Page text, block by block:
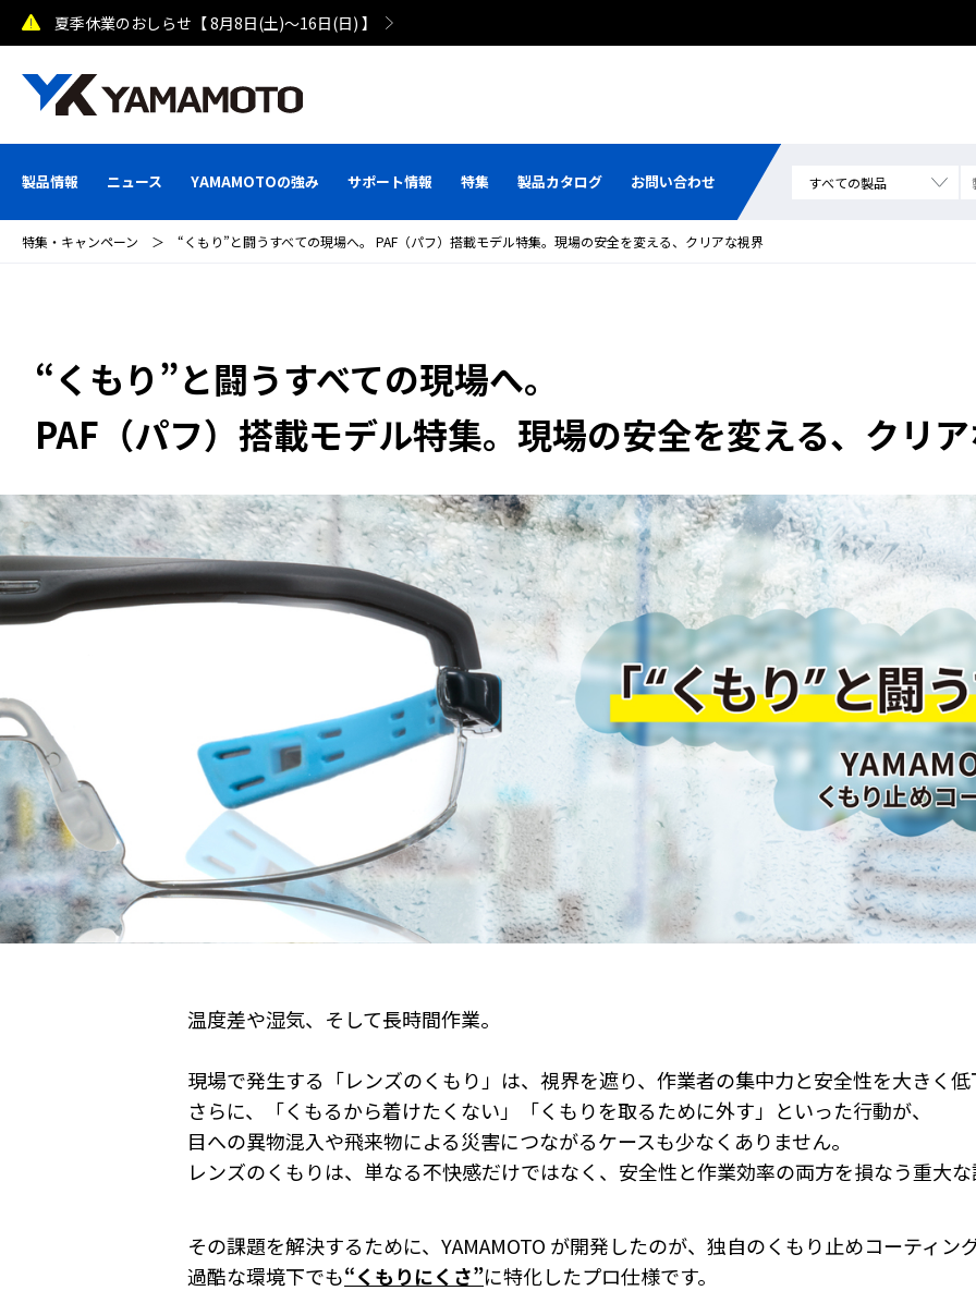
夏季休業のおしらせ【 8月8日(土)～16日(日) 】
製品情報 ニュース YAMAMOTOの強み サポート情報 特集 製品カタログ お問い合わせ
特集・キャンペーン ＞ “くもり”と闘うすべての現場へ。 PAF（パフ）搭載モデル特集。現場の安全を変える、クリアな視界
“くもり”と闘うすべての現場へ。
PAF（パフ）搭載モデル特集。現場の安全を変える、クリ
温度差や湿気、そして長時間作業。
現場で発生する「レンズのくもり」は、視界を遮り、作業者の集中力と安全性を大きく
さらに、「くもるから着けたくない」「くもりを取るために外す」といった行動が、
目への異物混入や飛来物による災害につながるケースも少なくありません。
レンズのくもりは、単なる不快感だけではなく、安全性と作業効率の両方を損なう重大
その課題を解決するために、YAMAMOTO が開発したのが、独自のくもり止めコーティン
過酷な環境下でも“くもりにくさ”に特化したプロ仕様です。